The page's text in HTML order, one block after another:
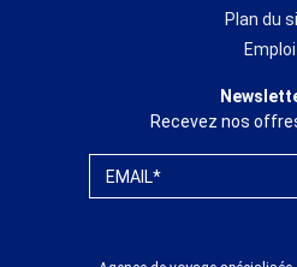
Plan du
Emploi
Recevez nos
EMAIL*